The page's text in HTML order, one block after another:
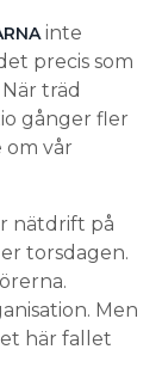
inte
precis som
träd
gånger fler
om vår
nätdrift på
torsdagen.
Men
här fallet